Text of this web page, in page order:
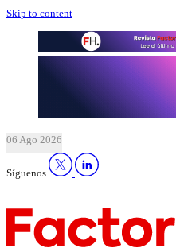
Skip to content
06 Ago 2026
Síguenos